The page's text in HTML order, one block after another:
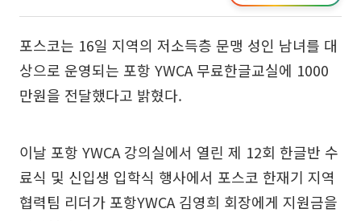
포스코는 16일 지역의 저소득층 문맹 성인 남녀를 대
상으로 운영되는 포항 YWCA 무료한글교실에 1000
만원을 전달했다고 밝혔다.
이날 포항 YWCA 강의실에서 열린 제 12회 한글반 수
료식 및 신입생 입학식 행사에서 포스코 한재기 지역
협력팀 리더가 포항YWCA 김영희 회장에게 지원금을